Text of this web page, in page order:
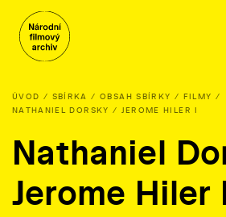
ÚVOD SBÍRKA OBSAH SBÍRKY
FILMY
NATHANIEL DORSKY / JEROME HILER I
Nathaniel
Jerome Hiler